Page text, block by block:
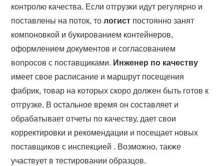
контролю качества. Если отгрузки идут регулярно и
поставлены на поток, тологист постоянно занят
компоновкой и букированием контейнеров,
оформлением документов и согласованием
вопросов с поставщиками. Инженер по качеству
имеет свое расписание и маршрут посещения
фабрик, товар на которых скоро должен быть готов к
отгрузке. В остальное время он составляет и
обрабатывает отчеты по качеству, дает свои
корректировки и рекомендации и посещает новых
поставщиков с инспекцией . Возможно, также
участвует в тестировании образцов.